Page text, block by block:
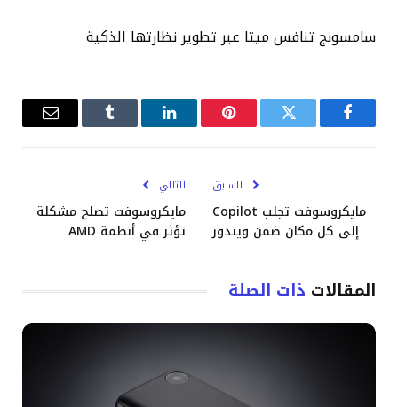
سامسونج تنافس ميتا عبر تطوير نظارتها الذكية
فيسبوكتويتر بينتيريستلينكدإن Tumblrالبريد
السابق
مايكروسوفت تجلب Copilot
إلى كل مكان ضمن ويندوز
التالي
مايكروسوفت تصلح مشكلة
تؤثر في أنظمة AMD
المقالات ذات الصلة